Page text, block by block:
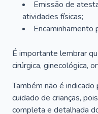
Emissão de
atividades físicas;
Encaminhamento
É importante lembrar
cirúrgica, ginecológica,
Também não é
cuidado de crianças,
completa e detalhada